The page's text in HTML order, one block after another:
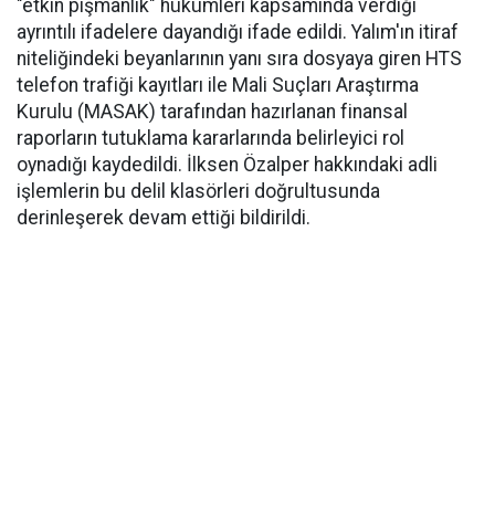
"etkin pişmanlık" hükümleri kapsamında verdiği
ayrıntılı ifadelere dayandığı ifade edildi. Yalım'ın itiraf
niteliğindeki beyanlarının yanı sıra dosyaya giren HTS
telefon trafiği kayıtları ile Mali Suçları Araştırma
Kurulu (MASAK) tarafından hazırlanan finansal
raporların tutuklama kararlarında belirleyici rol
oynadığı kaydedildi. İlksen Özalper hakkındaki adli
işlemlerin bu delil klasörleri doğrultusunda
derinleşerek devam ettiği bildirildi.